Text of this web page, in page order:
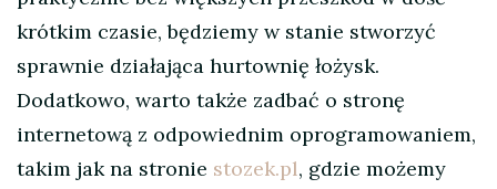
krótkim czasie, będziemy w stanie stworzyć
sprawnie działająca hurtownię łożysk.
Dodatkowo, warto także zadbać o stronę
internetową z odpowiednim oprogramowaniem,
takim jak na stronie stozek.pl, gdzie możemy